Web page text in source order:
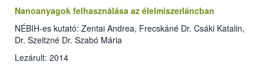
Nanoanyagok felhasználása az élelmiszerláncban
NÉBIH-es kutató: Zentai Andrea, Frecskáné Dr. Csáki Katalin,
Dr. Szeitzné Dr. Szabó Mária
Lezárult: 2014